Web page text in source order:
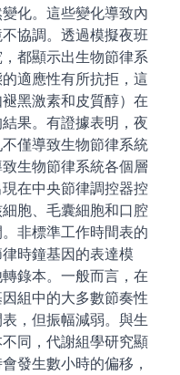
化。這些變化導致內
協調。透過模擬夜班
都顯示出生物節律系
適應性有所抗拒，這
黑激素和皮質醇）在
果。有證據表明，夜
僅導致生物節律系統
生物節律系統各個層
在中央節律調控器控
胞、毛囊細胞和口腔
非標準工作時間表的
時鐘基因的表達模
錄本。一般而言，在
組中的大多數節奏性
，但振幅減弱。與生
同，代謝組學研究顯
發生數小時的偏移，